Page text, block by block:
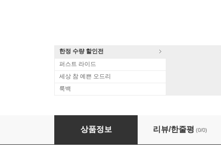
한정 수량 할인전
퍼스트 라이드
세상 참 예쁜 오드리
룩백
Billie Eilish (빌리 아일리시) - Hit Me Hard
상품정보 리뷰/한줄평 (0/0)